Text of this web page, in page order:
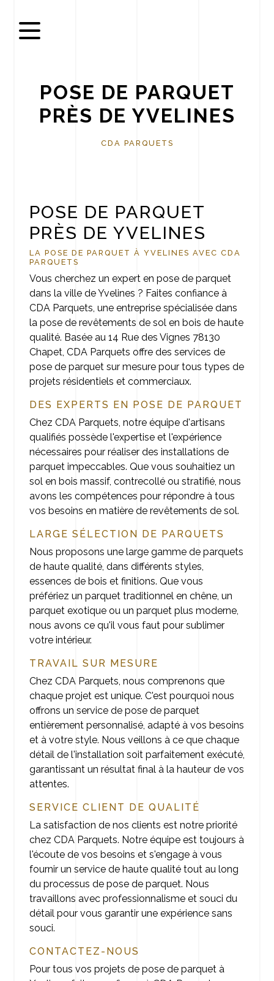
POSE DE PARQUET
PRÈS DE YVELINES
CDA PARQUETS
POSE DE PARQUET
PRÈS DE YVELINES
LA POSE DE PARQUET À YVELINES AVEC CDA
PARQUETS
Vous cherchez un expert en pose de parquet
dans la ville de Yvelines ? Faites confiance à
CDA Parquets, une entreprise spécialisée dans
la pose de revêtements de sol en bois de haute
qualité. Basée au 14 Rue des Vignes 78130
Chapet, CDA Parquets offre des services de
pose de parquet sur mesure pour tous types de
projets résidentiels et commerciaux.
DES EXPERTS EN POSE DE PARQUET
Chez CDA Parquets, notre équipe d'artisans
qualifiés possède l'expertise et l'expérience
nécessaires pour réaliser des installations de
parquet impeccables. Que vous souhaitiez un
sol en bois massif, contrecollé ou stratifié, nous
avons les compétences pour répondre à tous
vos besoins en matière de revêtements de sol.
LARGE SÉLECTION DE PARQUETS
Nous proposons une large gamme de parquets
de haute qualité, dans différents styles,
essences de bois et finitions. Que vous
préfériez un parquet traditionnel en chêne, un
parquet exotique ou un parquet plus moderne,
nous avons ce qu'il vous faut pour sublimer
votre intérieur.
TRAVAIL SUR MESURE
Chez CDA Parquets, nous comprenons que
chaque projet est unique. C'est pourquoi nous
offrons un service de pose de parquet
entièrement personnalisé, adapté à vos besoins
et à votre style. Nous veillons à ce que chaque
détail de l'installation soit parfaitement exécuté,
garantissant un résultat final à la hauteur de vos
attentes.
SERVICE CLIENT DE QUALITÉ
La satisfaction de nos clients est notre priorité
chez CDA Parquets. Notre équipe est toujours à
l'écoute de vos besoins et s'engage à vous
fournir un service de haute qualité tout au long
du processus de pose de parquet. Nous
travaillons avec professionnalisme et souci du
détail pour vous garantir une expérience sans
souci.
CONTACTEZ-NOUS
Pour tous vos projets de pose de parquet à